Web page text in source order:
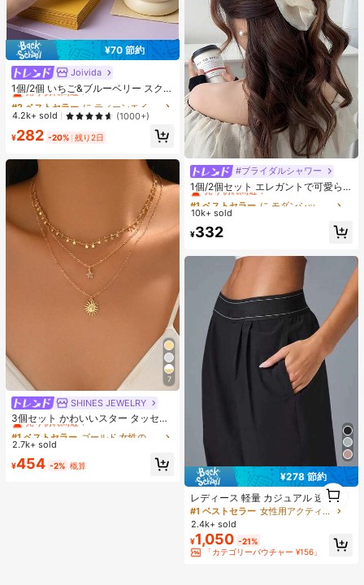
¥70 節約
Joivida
1個/2個 いちご&ブルーベリー スクイ
ーズ クリームケーキ おもちゃ、スト
レス解消玩具、ホリデー、誕生日、
クリスマス、パーティーの完璧なギ
フト
#2 ベストセラー
売り切れ間近！
#2 ベストセラー
売り切れ間近！
#2 ベストセラー
売り切れ間近！
#2 ベストセラー
に ティーンエイジャー向けのスクイーズおもちゃ
売り切れ間近！
4.2k+ sold (1000+)
¥282 -20% 残り2日
7
SHINES JEWELRY
3個セット かわいいスター タッセル
ネックレス、ミニマリストゴールド
太陽ペンダントネックレス、日常
に適したファッションジュエリー、
ハンドメイド チェーン長さとビーズ
#1 ベストセラー
ゴールド 女性のチェーンネックレス
売り切れ間近！
#1 ベストセラー
売り切れ間近！
#1 ベストセラー
売り切れ間近！
#1 ベストセラー
2.7k+ sold
¥454 -2% 概算
#ブライダルシャワー
1個/2個セット エレガントで可愛ら
しい黒メッシュクラウドヘアクリッ
プ、輝くラインストーンリボン大型
ップスタイルに適し、デイリーファ
ン、バケーションアウトフィット
#1 ベストセラー
に モダンシック アクセサリー
売り切れ間近！
#1 ベストセラー
売り切れ間近！
#1 ベストセラー
売り切れ間近！
#1 ベストセラー
10k+ sold
¥332
¥278 節約
レディース 軽量 カジュアル 速乾 ス
ポーツパンツ ポケット付き ゆったり
通気性 速乾性 エクササイズパンツ
ランニング フィットネス アスレジャ
ー向け
#1 ベストセラー
女性用アクティブボトムス
2.4k+ sold
¥1,050 -21%
「カテゴリーバウチャー ¥156」
1